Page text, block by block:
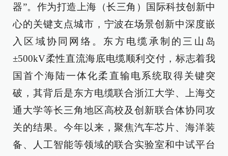
器”。作为打造上海（长三角）国际科技创新中
心的关键支点城市，宁波在场景创新中深度嵌
入区域协同网络。东方电缆承制的三山岛
±500kV柔性直流海底电缆顺利交付，标志着我
国首个海陆一体化柔直输电系统取得关键突
破，其背后是东方电缆联合浙江大学、上海交
通大学等长三角地区高校及创新联合体协同攻
关的结果。今年以来，聚焦汽车芯片、海洋装
备、人工智能等领域的联合实验室和中试平台